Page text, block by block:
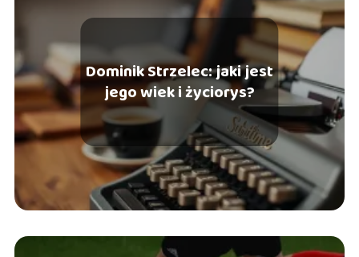
Dominik Strzelec: jaki jest
jego wiek i życiorys?